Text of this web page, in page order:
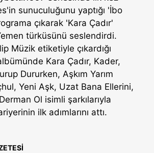
sunuculuğunu yaptığı 'İbo
çıkarak 'Kara Çadır'
türküsünü seslendirdi.
Müzik etiketiyle çıkardığı
Kara Çadır, Kader,
Dururken, Aşkım Yarım
Yeni Aşk, Uzat Bana Ellerini,
Ol isimli şarkılarıyla
ilk adımlarını attı.